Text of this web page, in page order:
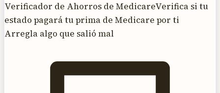
Verificador de Ahorros de MedicareVerifica si tu
estado pagará tu prima de Medicare por ti
Arregla algo que salió mal